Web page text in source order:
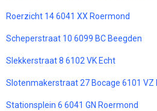
Roerzicht 14 6041 XX Roermond
Scheperstraat 10 6099 BC Beegden
Slekkerstraat 8 6102 VK Echt
Slotenmakerstraat 27 Bocage 6101 VZ
Stationsplein 6 6041 GN Roermond